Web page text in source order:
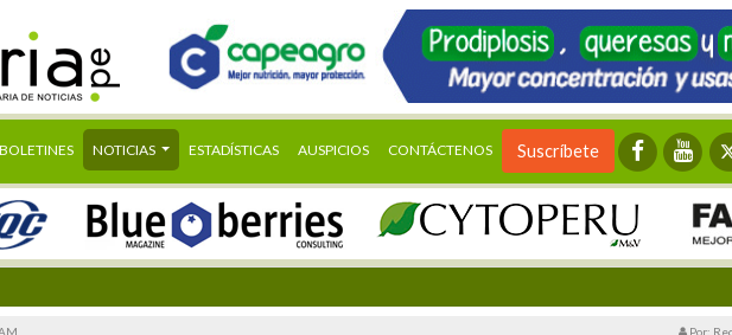
BOLETINES NOTICIAS ESTADÍSTICAS AUSPICIOS CONTÁCTENOS Suscríbete
Por: